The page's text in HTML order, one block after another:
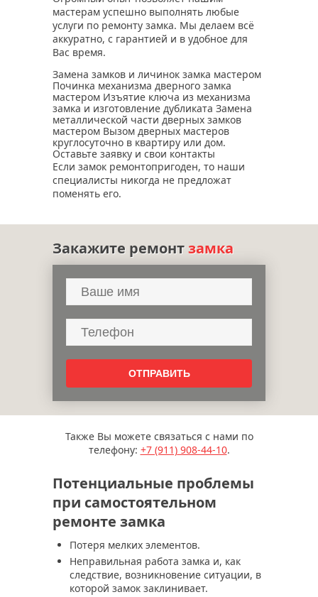
мастерам успешно выполнять любые
услуги по ремонту замка. Мы делаем всё
аккуратно, с гарантией и в удобное для
Вас время.
Замена замков и личинок замка мастером
Починка механизма дверного замка
мастером Изъятие ключа из механизма
замка и изготовление дубликата Замена
металлической части дверных замков
мастером Вызом дверных мастеров
круглосуточно в квартиру или дом.
Оставьте заявку и свои контакты
Если замок ремонтопригоден, то наши
специалисты никогда не предложат
поменять его.
Закажите ремонтзамка
Также Вы можете связаться с нами по
телефону: +7 (911)908-44-10.
Потенциальные проблемы
при самостоятельном
ремонте замка
Потеря мелких элементов.
Неправильная работа замка и, как
следствие, возникновение ситуации, в
которой замок заклинивает.